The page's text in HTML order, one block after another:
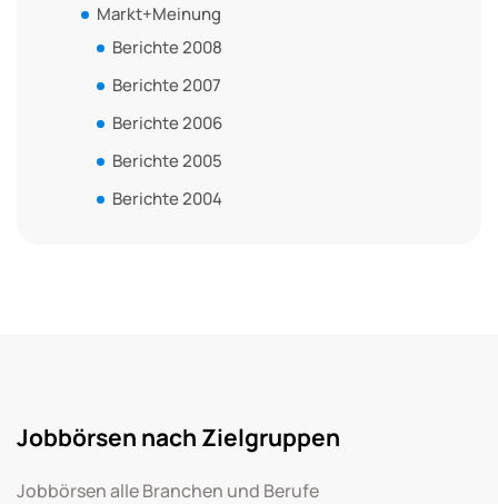
Markt+Meinung
Berichte 2008
Berichte 2007
Berichte 2006
Berichte 2005
Berichte 2004
Jobbörsen nach Zielgruppen
Jobbörsen alle Branchen und Berufe